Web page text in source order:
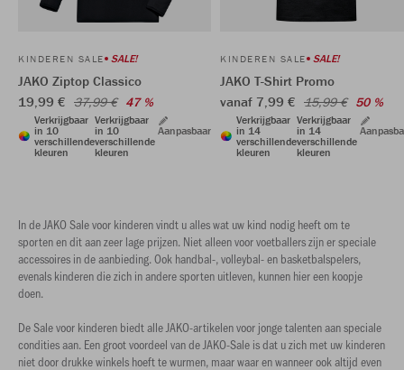
KINDEREN SALE SALE!
JAKO Ziptop Classico
19,99 € 37,99 € 47 %
Verkrijgbaar
in 10
verschillende
kleuren
Verkrijgbaar
in 10
verschillende
kleuren
Aanpasbaar
KINDEREN SALE SALE!
JAKO T-Shirt Promo
vanaf 7,99 € 15,99 € 50 %
Verkrijgbaar
in 14
verschillende
kleuren
Verkrijgbaar
in 14
verschillende
kleuren
In de JAKO Sale voor kinderen vindt u alles wat uw kind nodig heeft om te
sporten en dit aan zeer lage prijzen. Niet alleen voor voetballers zijn er speciale
accessoires in de aanbieding. Ook handbal-, volleybal- en basketbalspelers,
evenals kinderen die zich in andere sporten uitleven, kunnen hier een koopje
doen.
De Sale voor kinderen biedt alle JAKO-artikelen voor jonge talenten aan speciale
condities aan. Een groot voordeel van de JAKO-Sale is dat u zich met uw kinderen
niet door drukke winkels hoeft te wurmen, maar waar en wanneer ook altijd even